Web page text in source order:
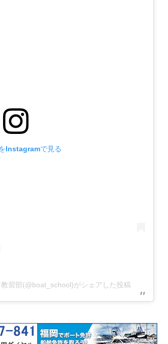
Instagramで見る
習部(@boat_school)がシェアした投稿